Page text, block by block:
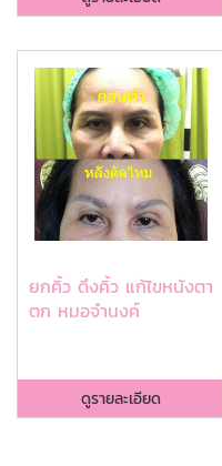
ยกคิ้ว ดึงคิ้ว แก้ไขหนังตา
ตก หมอจำนงค์
ดูรายละเอียด